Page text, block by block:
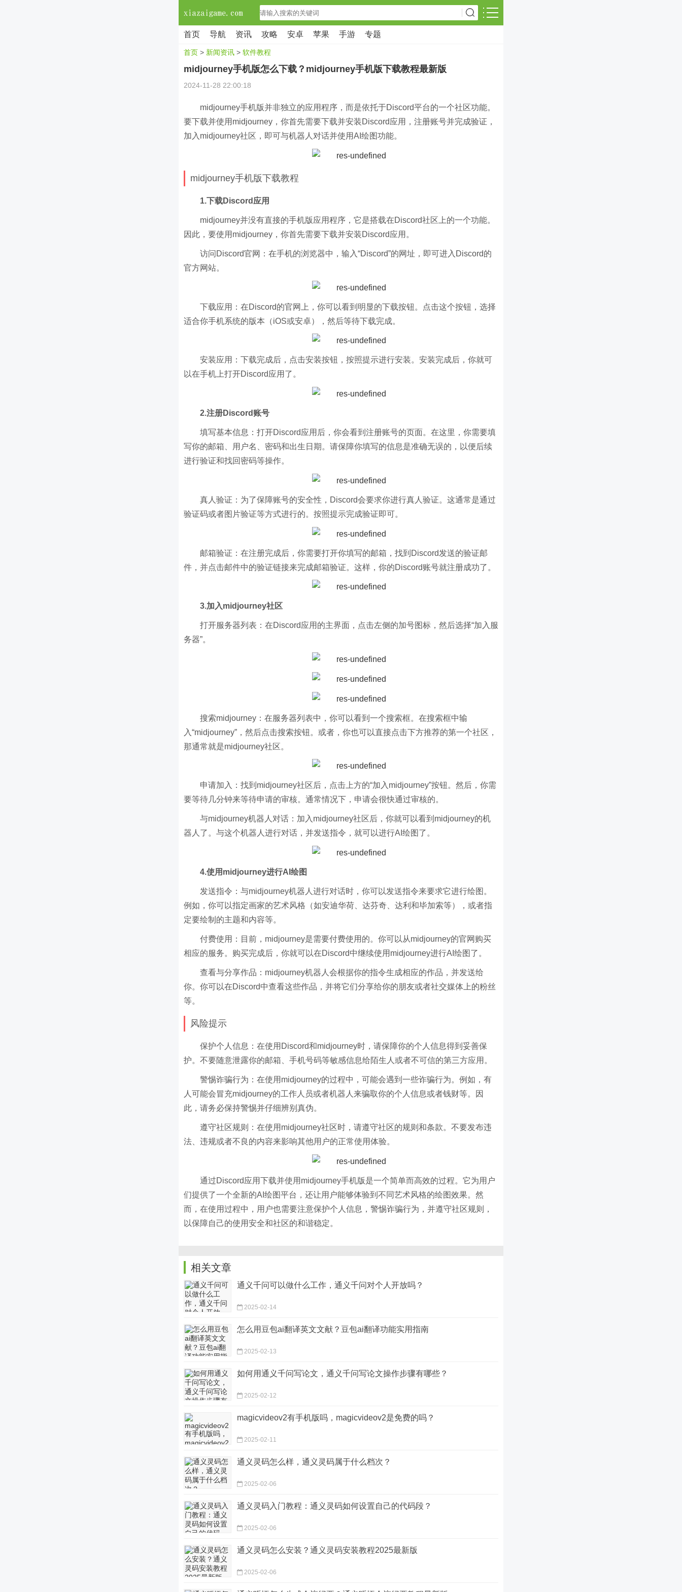
首页 导航 资讯 攻略 安卓 苹果 手游 专题
首页 > 新闻资讯 > 软件教程
midjourney手机版怎么下载？midjourney手机版下载教程最新版
2024-11-28 22:00:18
midjourney手机版并非独立的应用程序，而是依托于Discord平台的一个社区功能。
要下载并使用midjourney，你首先需要下载并安装Discord应用，注册账号并完成验证，
加入midjourney社区，即可与机器人对话并使用AI绘图功能。
midjourney手机版下载教程
1.下载Discord应用
midjourney并没有直接的手机版应用程序，它是搭载在Discord社区上的一个功能。
因此，要使用midjourney，你首先需要下载并安装Discord应用。
访问Discord官网：在手机的浏览器中，输入“Discord”的网址，即可进入Discord的
官方网站。
下载应用：在Discord的官网上，你可以看到明显的下载按钮。点击这个按钮，选择
适合你手机系统的版本（iOS或安卓），然后等待下载完成。
安装应用：下载完成后，点击安装按钮，按照提示进行安装。安装完成后，你就可
以在手机上打开Discord应用了。
2.注册Discord账号
填写基本信息：打开Discord应用后，你会看到注册账号的页面。在这里，你需要填
写你的邮箱、用户名、密码和出生日期。请保障你填写的信息是准确无误的，以便后续
进行验证和找回密码等操作。
真人验证：为了保障账号的安全性，Discord会要求你进行真人验证。这通常是通过
验证码或者图片验证等方式进行的。按照提示完成验证即可。
邮箱验证：在注册完成后，你需要打开你填写的邮箱，找到Discord发送的验证邮
件，并点击邮件中的验证链接来完成邮箱验证。这样，你的Discord账号就注册成功了。
3.加入midjourney社区
打开服务器列表：在Discord应用的主界面，点击左侧的加号图标，然后选择“加入服
务器”。
搜索midjourney：在服务器列表中，你可以看到一个搜索框。在搜索框中输
入“midjourney”，然后点击搜索按钮。或者，你也可以直接点击下方推荐的第一个社区，
那通常就是midjourney社区。
申请加入：找到midjourney社区后，点击上方的“加入midjourney”按钮。然后，你需
要等待几分钟来等待申请的审核。通常情况下，申请会很快通过审核的。
与midjourney机器人对话：加入midjourney社区后，你就可以看到midjourney的机
器人了。与这个机器人进行对话，并发送指令，就可以进行AI绘图了。
4.使用midjourney进行AI绘图
发送指令：与midjourney机器人进行对话时，你可以发送指令来要求它进行绘图。
例如，你可以指定画家的艺术风格（如安迪华荷、达芬奇、达利和毕加索等），或者指
定要绘制的主题和内容等。
付费使用：目前，midjourney是需要付费使用的。你可以从midjourney的官网购买
相应的服务。购买完成后，你就可以在Discord中继续使用midjourney进行AI绘图了。
查看与分享作品：midjourney机器人会根据你的指令生成相应的作品，并发送给
你。你可以在Discord中查看这些作品，并将它们分享给你的朋友或者社交媒体上的粉丝
等。
风险提示
保护个人信息：在使用Discord和midjourney时，请保障你的个人信息得到妥善保
护。不要随意泄露你的邮箱、手机号码等敏感信息给陌生人或者不可信的第三方应用。
警惕诈骗行为：在使用midjourney的过程中，可能会遇到一些诈骗行为。例如，有
人可能会冒充midjourney的工作人员或者机器人来骗取你的个人信息或者钱财等。因
此，请务必保持警惕并仔细辨别真伪。
遵守社区规则：在使用midjourney社区时，请遵守社区的规则和条款。不要发布违
法、违规或者不良的内容来影响其他用户的正常使用体验。
通过Discord应用下载并使用midjourney手机版是一个简单而高效的过程。它为用户
们提供了一个全新的AI绘图平台，还让用户能够体验到不同艺术风格的绘图效果。然
而，在使用过程中，用户也需要注意保护个人信息，警惕诈骗行为，并遵守社区规则，
以保障自己的使用安全和社区的和谐稳定。
相关文章
通义千问可以做什么工作，通义千问对个人开放吗？
2025-02-14
怎么用豆包ai翻译英文文献？豆包ai翻译功能实用指南
2025-02-13
如何用通义千问写论文，通义千问写论文操作步骤有哪些？
2025-02-12
magicvideov2有手机版吗，magicvideov2是免费的吗？
2025-02-11
通义灵码怎么样，通义灵码属于什么档次？
2025-02-06
通义灵码入门教程：通义灵码如何设置自己的代码段？
2025-02-06
通义灵码怎么安装？通义灵码安装教程2025最新版
2025-02-06